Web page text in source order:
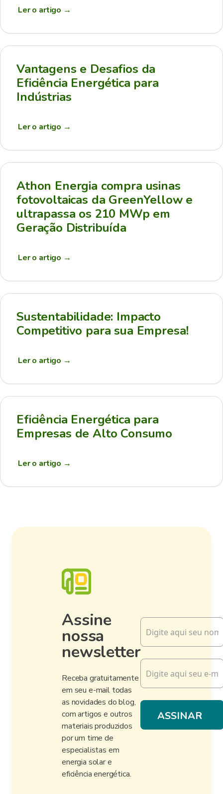
Ler o artigo →
Vantagens e Desafios da
Eficiência Energética para
Indústrias
Ler o artigo →
Athon Energia compra usinas
fotovoltaicas da GreenYellow e
ultrapassa os 210 MWp em
Geração Distribuída
Ler o artigo →
Sustentabilidade: Impacto
Competitivo para sua Empresa!
Ler o artigo →
Eficiência Energética para
Empresas de Alto Consumo
Ler o artigo →
Assine
nossa
newsletter
Receba gratuitamente
em seu e-mail todas
as novidades do blog,
com artigos e outros
materiais produzidos
por um time de
especialistas em
energia solar e
eficiência energética.